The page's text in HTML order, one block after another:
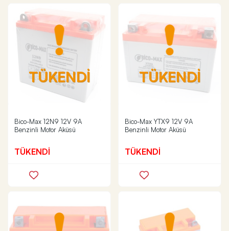
TÜKENDİ
Bico-Max 12N9 12V 9A
Benzinli Motor Aküsü
TÜKENDİ
TÜKENDİ
Bico-Max YTX9 12V 9A
Benzinli Motor Aküsü
TÜKENDİ